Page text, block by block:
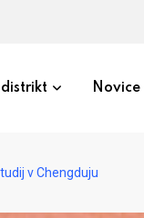
Novice
v Chengduju